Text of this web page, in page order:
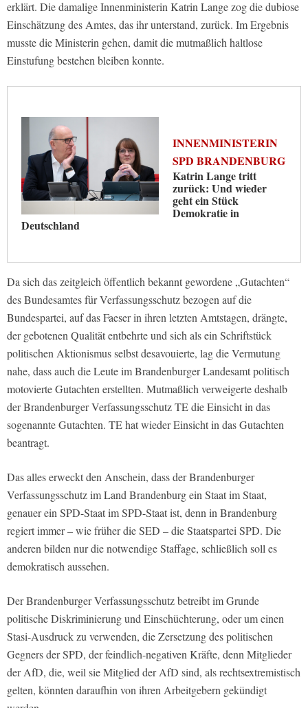
erklärt. Die damalige Innenministerin Katrin Lange zog die dubiose
Einschätzung des Amtes, das ihr unterstand, zurück. Im Ergebnis
musste die Ministerin gehen, damit die mutmaßlich haltlose
Einstufung bestehen bleiben konnte.
INNENMINISTERIN
SPD BRANDENBURG
Katrin Lange tritt
zurück: Und wieder
geht ein Stück
Demokratie in
Deutschland
Da sich das zeitgleich öffentlich bekannt gewordene „Gutachten“
des Bundesamtes für Verfassungsschutz bezogen auf die
Bundespartei, auf das Faeser in ihren letzten Amtstagen, drängte,
der gebotenen Qualität entbehrte und sich als ein Schriftstück
politischen Aktionismus selbst desavouierte, lag die Vermutung
nahe, dass auch die Leute im Brandenburger Landesamt politisch
motovierte Gutachten erstellten. Mutmaßlich verweigerte deshalb
der Brandenburger Verfassungsschutz TE die Einsicht in das
sogenannte Gutachten. TE hat wieder Einsicht in das Gutachten
beantragt.
Das alles erweckt den Anschein, dass der Brandenburger
Verfassungsschutz im Land Brandenburg ein Staat im Staat,
genauer ein SPD-Staat im SPD-Staat ist, denn in Brandenburg
regiert immer – wie früher die SED – die Staatspartei SPD. Die
anderen bilden nur die notwendige Staffage, schließlich soll es
demokratisch aussehen.
Der Brandenburger Verfassungsschutz betreibt im Grunde
politische Diskriminierung und Einschüchterung, oder um einen
Stasi-Ausdruck zu verwenden, die Zersetzung des politischen
Gegners der SPD, der feindlich-negativen Kräfte, denn Mitglieder
der AfD, die, weil sie Mitglied der AfD sind, als rechtsextremistisch
gelten, könnten daraufhin von ihren Arbeitgebern gekündigt